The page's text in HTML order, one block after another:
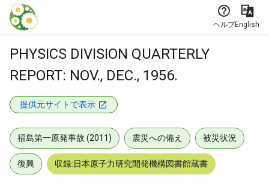
本文に飛ぶ
ヘルプEnglish
PHYSICS DIVISION QUARTERLY
REPORT: NOV., DEC., 1956.
提供元サイトで表示
福島第一原発事故 (2011) 震災への備え 被災状況
復興 収録:日本原子力研究開発機構図書館蔵書